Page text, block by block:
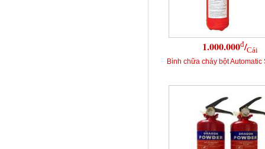
1.000.000đ/Cái
Bình chữa cháy bột Automatic